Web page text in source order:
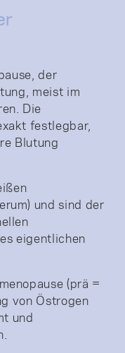
der
meist im
Die
festlegbar,
Blutung
und sind der
eigentlichen
(prä =
von Östrogen
und